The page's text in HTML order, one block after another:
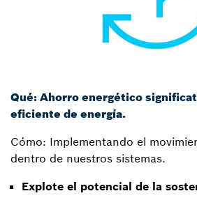
Qué: Ahorro energético
eficiente de energía.
Cómo: Implementando el
dentro de nuestros sistemas.
Explote el potencial de la